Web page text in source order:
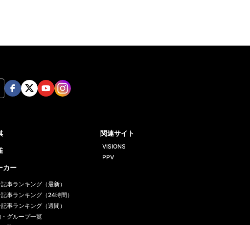
カー
事ランキング（最新）
事ランキング（24時間）
事ランキング（週間）
・グループ一覧
関連サイト
VISIONS
PPV